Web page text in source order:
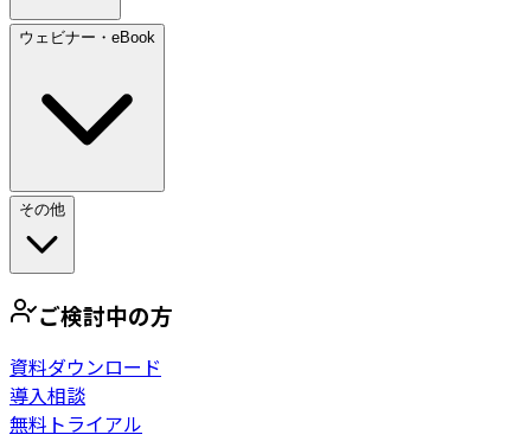
ウェビナー・eBook
その他
ご検討中の方
資料ダウンロード
導入相談
無料トライアル